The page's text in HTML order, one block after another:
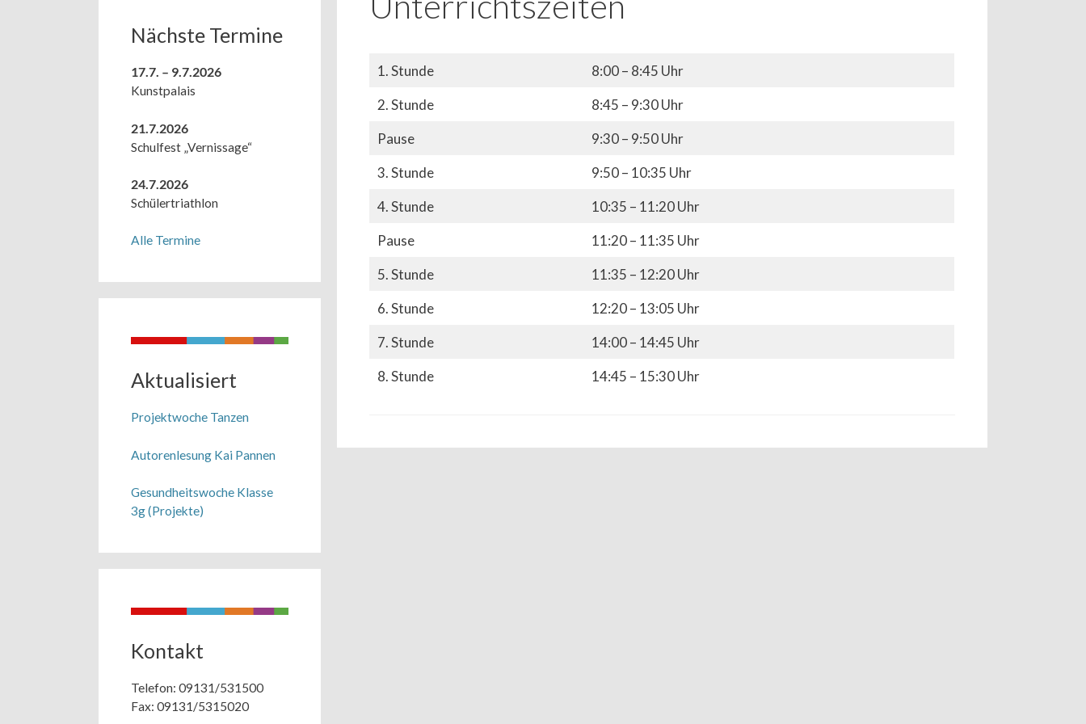
1. Stunde
8:00 – 8:45 Uhr
2. Stunde
8:45 – 9:30 Uhr
Pause
9:30 – 9:50 Uhr
3. Stunde
9:50 – 10:35 Uhr
4. Stunde
10:35 – 11:20 Uhr
Pause
11:20 – 11:35 Uhr
5. Stunde
11:35 – 12:20 Uhr
6. Stunde
12:20 – 13:05 Uhr
7. Stunde
14:00 – 14:45 Uhr
8. Stunde
14:45 – 15:30 Uhr
Nächste Termine
17.7. – 9.7.2026
Kunstpalais
21.7.2026
Schulfest „Vernissage“
24.7.2026
Schülertriathlon
Alle Termine
Aktualisiert
Projektwoche Tanzen
Autorenlesung Kai Pannen
Gesundheitswoche Klasse
3g (Projekte)
Kontakt
Telefon: 09131/531500
Fax: 09131/5315020